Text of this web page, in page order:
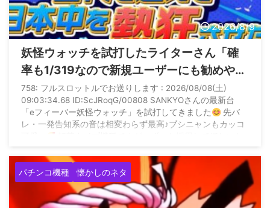
2026/8/9
妖怪ウォッチを試打したライターさん「確
率も1/319なので新規ユーザーにも勧めやす
いスペック」←新規に10万も負けられる
319勧めるとかアホなん？
758: フルスロットルでお送りします : 2026/08/08(土)
09:03:34.68 ID:ScJRoqG/00808 SANKYOさんの最新台
「eフィーバー妖怪ウォッチ」を試打してきました
先バ
レ・一発告知系の音は相変わらず最高♪ブシニャンもカッコ
pic.twitter.com/GfwiV06k2d — 助六@きっしー助六ち ...
パチンコ機種 懐かしのネタ